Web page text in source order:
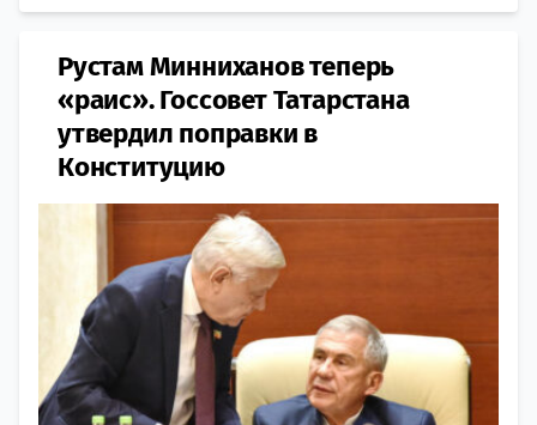
Рустам Минниханов теперь
«раис». Госсовет Татарстана
утвердил поправки в
Конституцию